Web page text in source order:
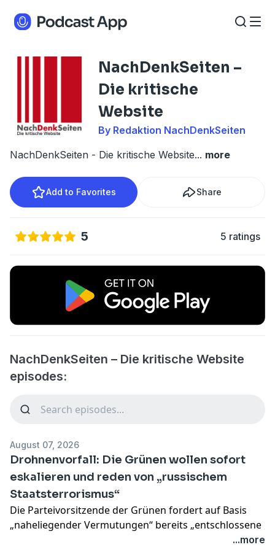
NachDenkSeiten –
Die kritische
Website
By Redaktion NachDenkSeiten
NachDenkSeiten - Die kritische Website... more
Add to Favorites Share
5 5 ratings
NachDenkSeiten – Die kritische Website
episodes:
August 07, 2026
Drohnenvorfall: Die Grünen wollen sofort
eskalieren und reden von „russischem
Staatsterrorismus“
Die Parteivorsitzende der Grünen fordert auf Basis
„naheliegender Vermutungen“ bereits „entschlossene
...more